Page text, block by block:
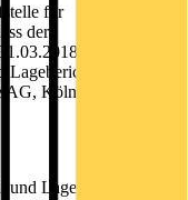
für
der
und der
für das
Köln, fehlerhaft
Lagebericht der